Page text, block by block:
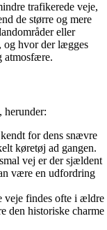
trafikerede veje,
de større og mere
eller
og hvor der lægges
atmosfære.
herunder:
for dens snævre
køretøj ad gangen.
vej er der sjældent
være en udfordring
veje findes ofte i ældre
den historiske charme